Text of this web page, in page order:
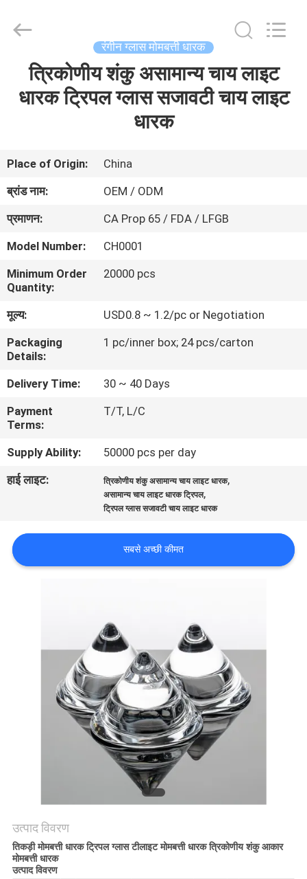
वीडियो
बारे
में
कारखाना
भ्रमण
गुणवत्ता
नियंत्रण
संपर्क
करें
साइटमैप
PRODUCTS
रंगीन ग्लास मोमबत्ती धारक
त्रिकोणीय शंकु असामान्य चाय लाइट
धारक ट्रिपल ग्लास सजावटी चाय लाइट
धारक
Place of Origin:
China
ब्रांड नाम:
OEM / ODM
प्रमाणन:
CA Prop 65 / FDA / LFGB
Model Number:
CH0001
Minimum Order
Quantity:
20000 pcs
मूल्य:
USD0.8 ~ 1.2/pc or Negotiation
Packaging
Details:
1 pc/inner box; 24 pcs/carton
Delivery Time:
30 ~ 40 Days
Payment
Terms:
T/T, L/C
Supply Ability:
50000 pcs per day
हाई लाइट:
त्रिकोणीय शंकु असामान्य चाय लाइट धारक,
असामान्य चाय लाइट धारक ट्रिपल,
ट्रिपल ग्लास सजावटी चाय लाइट धारक
सबसे अच्छी कीमत
उत्पाद विवरण
तिकड़ी मोमबत्ती धारक ट्रिपल ग्लास टीलाइट मोमबत्ती धारक त्रिकोणीय शंकु आकार
मोमबत्ती धारक
उत्पाद विवरण